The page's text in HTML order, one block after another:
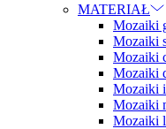
MATERIAŁ
Mozaiki
Mozaiki
Mozaiki
Mozaiki
Mozaiki
Mozaiki
Mozaiki